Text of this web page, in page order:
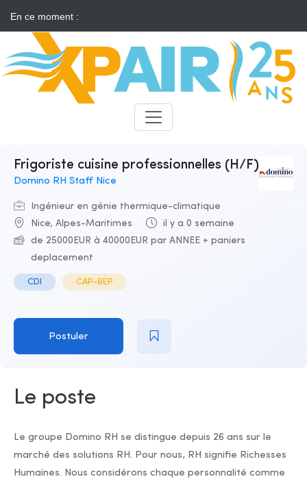
En ce moment :
Solaire : des développeurs s'insurgent contre l'annonce d'appels
d'offres "neutres"
Recruteurs
Frigoriste cuisine professionnelles (H/F)
Domino RH Staff Nice
Ingénieur en génie thermique-climatique
Nice, Alpes-Maritimes
il y a 0 semaine
de 25000EUR à 40000EUR par ANNEE + paniers
deplacement
CDI CAP-BEP
Postuler
Le poste
Le groupe Domino RH se distingue depuis 26 ans sur le
marché des solutions RH. Pour nous, RH signifie Richesses
Humaines. Nous considérons chaque personnalité comme